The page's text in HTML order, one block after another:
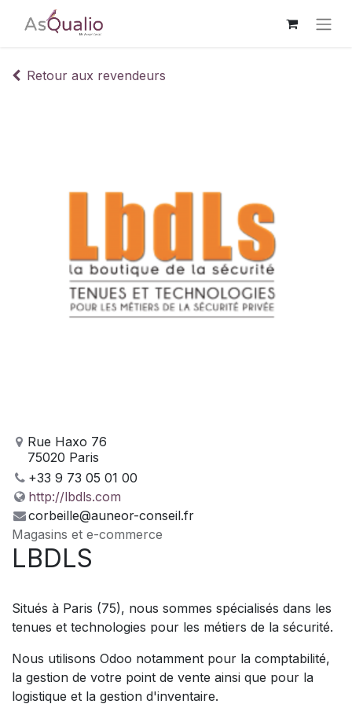
Retour aux revendeurs
Rue Haxo 76
75020 Paris
+33 9 73 05 01 00
http://lbdls.com
corbeille@auneor-conseil.fr
Magasins et e-commerce
LBDLS
Situés à Paris (75), nous sommes spécialisés dans les
tenues et technologies pour les métiers de la sécurité.
Nous utilisons Odoo notamment pour la comptabilité,
la gestion de votre point de vente ainsi que pour la
logistique et la gestion d'inventaire.